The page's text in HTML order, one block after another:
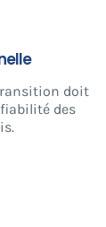
doit
des